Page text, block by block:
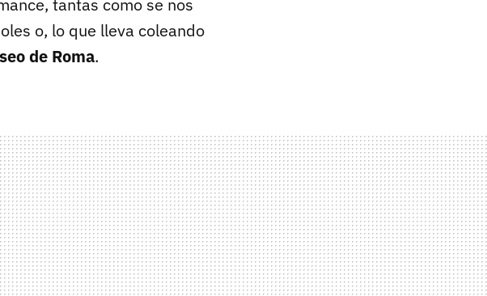
tantas como se nos
o, lo que lleva coleando
de Roma.